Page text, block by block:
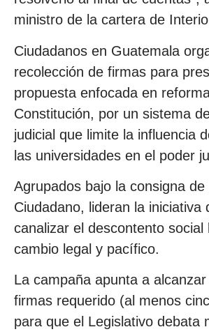
ministro de la cartera de
Ciudadanos en Guatemala
recolección de firmas para
propuesta enfocada en
Constitución, por un sistema
judicial que limite la influencia
las universidades en el poder
Agrupados bajo la consigna de
Ciudadano, lideran la iniciativa
canalizar el descontento social
cambio legal y pacífico.
La campaña apunta a
firmas requerido (al menos
para que el Legislativo debata